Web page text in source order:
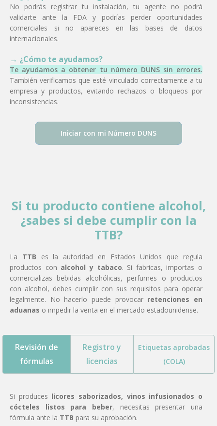
No podrás registrar tu instalación, tu agente no podrá
validarte ante la FDA y podrías perder oportunidades
comerciales si no apareces en las bases de datos
internacionales.
→ ¿Cómo te ayudamos?
Te ayudamos a obtener tu número DUNS sin errores.
También verificamos que esté vinculado correctamente a tu
empresa y productos, evitando rechazos o bloqueos por
inconsistencias.
Iniciar con mi Número DUNS
Si tu producto contiene alcohol,
¿sabes si debe cumplir con la
TTB?
La TTB es la autoridad en Estados Unidos que regula
productos con alcohol y tabaco. Si fabricas, importas o
comercializas bebidas alcohólicas, perfumes o productos
con alcohol, debes cumplir con sus requisitos para operar
legalmente. No hacerlo puede provocar retenciones en
aduanas o impedir la venta en el mercado estadounidense.
Revisión de
fórmulas
Registro y
licencias
Etiquetas aprobadas
(COLA)
Si produces licores saborizados, vinos infusionados o
cócteles listos para beber, necesitas presentar una
fórmula ante la TTB para su aprobación.